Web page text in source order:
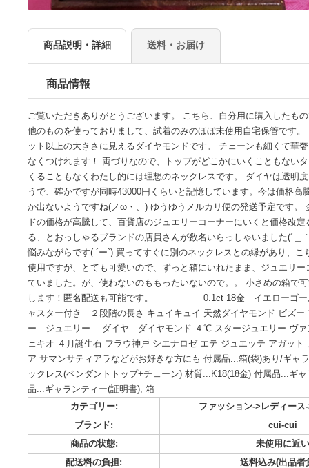
商品説明・詳細 送料・お届け
商品情報
ご覧いただきありがとうございます。 こちら、自分用に購入
他のものを使っておりまして、試着のみのほぼ未使用自宅保
ット以上の大きさに見えるダイヤモンドです。 チェーンも
なくつけれます！ 両づりなので、トップがどこかにいくこと
くることもなくわたし的には理想のネックレスです。 ダイヤ
うで、確かですが同時43000円くらいと記憶しています。今
か出ないようですね(ノω・、) ゆうゆうメルカリ便の発送予
ドの価格が高騰して、百貨店のジュエリーコーナーにいくと
る、とおっしゃるブランドの店員さんが数名いらっしゃいま
悩みながらです( ´ー`) 買ってすぐに別のネックレスとの縁が
使用ですが、とても可愛いので、ずっと箱にいれたまま、ジ
ていました。が、使わないのももったいないので。。 小さめ
します！匿名配送も可能です。 0.1ct 18金 イエロー
ャスター付き ２段階の長さ キュイキュイ 天然ダイヤモンド
ー ジュエリー ダイヤ ダイヤモンド ４℃ スタージュエリ
ェキオ ４月誕生石 フラウ神戸 シエナロゼ エテ ジュエッ
ア サマンサティアラなどがお好きな方にも 付属品...箱(袋)あ